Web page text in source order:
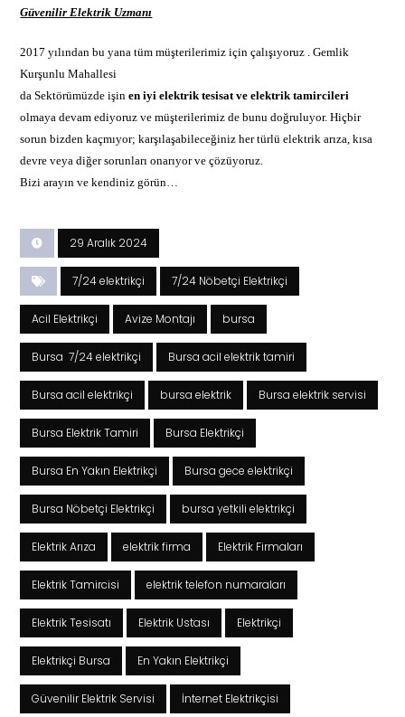
Güvenilir Elektrik Uzmanı
2017 yılından bu yana tüm müşterilerimiz için çalışıyoruz . Gemlik
Kurşunlu Mahallesi
da Sektörümüzde işinen iyielektriktesisat ve elektrik tamircileri
olmaya devam ediyoruz ve müşterilerimiz de bunu doğruluyor. Hiçbir
sorun bizden kaçmıyor; karşılaşabileceğiniz her türlü elektrik arıza, kısa
devre veya diğer sorunları onarıyor ve çözüyoruz.
Bizi arayın ve kendiniz görün…
29 Aralık 2024
7/24 elektrikçi 7/24 Nöbetçi Elektrikçi
Acil Elektrikçi Avize Montajı bursa
Bursa 7/24 elektrikçi Bursa acil elektrik tamiri
Bursa acil elektrikçi bursa elektrik Bursa elektrik servisi
Bursa Elektrik Tamiri Bursa Elektrikçi
Bursa En Yakın Elektrikçi Bursa gece elektrikçi
Bursa Nöbetçi Elektrikçi bursa yetkili elektrikçi
Elektrik Arıza elektrik firma Elektrik Firmaları
Elektrik Tamircisi elektrik telefon numaraları
Elektrik Tesisatı Elektrik Ustası Elektrikçi
Elektrikçi Bursa En Yakın Elektrikçi
Güvenilir Elektrik Servisi İnternet Elektrikçisi